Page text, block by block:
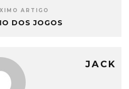
ARTIGO
DOS JOGOS
JACK